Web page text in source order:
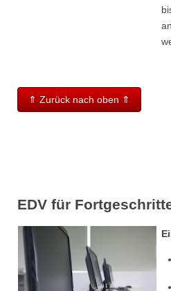
⇑ Zurück nach oben ⇑
EDV für